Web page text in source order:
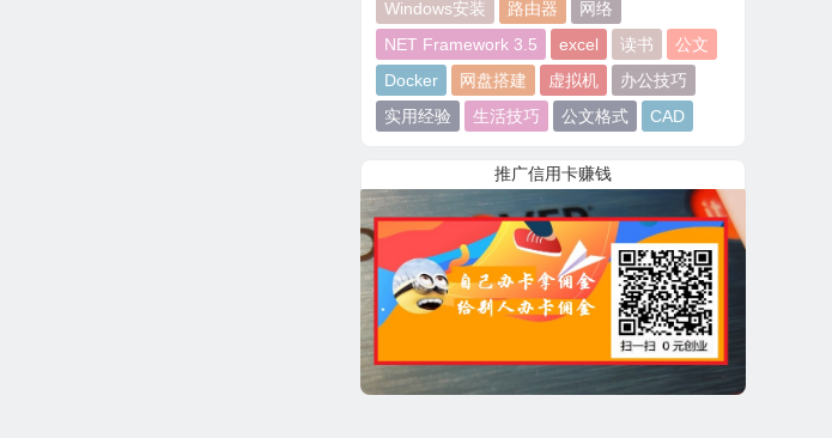
Windows安装
路由器
网络
NET Framework 3.5
excel 读书
公文
Docker
网盘搭建 虚拟机
办公技巧
实用经验
生活技巧 公文格式 CAD
推广信用卡赚钱